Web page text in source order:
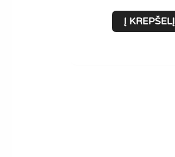
Į KREPŠELĮ